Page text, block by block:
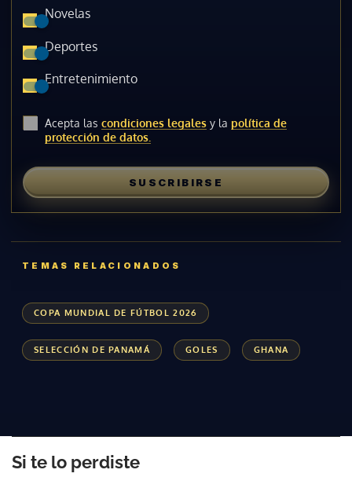
Novelas
Deportes
Entretenimiento
Acepta las condiciones legales y la política de
protección de datos.
SUSCRIBIRSE
TEMAS RELACIONADOS
COPA MUNDIAL DE FÚTBOL 2026
SELECCIÓN DE PANAMÁ GOLES GHANA
Si te lo perdiste